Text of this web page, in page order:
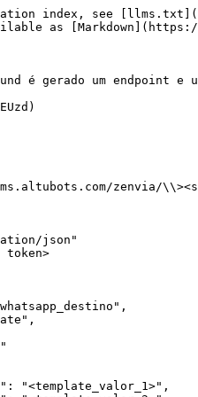
**restartContact (opcional):** booleano para resetar as variáveis de contexto do usuário
* **inactivityTime (opcional):** tempo em minutos que deve ser passado desde a última interação do usuário com o assistente para que a mensagem seja enviada. Exemplo: Se o usuário está interagindo ou interagiu com assistente há 1 minuto e o tempo de inatividade necessário para mensagem ser enviada é de 2 minutos ("inactivityTime": 2), a mensagem não seria enviada. Caso a interação tivesse ocorrido 3 minutos atrás, a mensagem seria enviada.

### Exemplo

```
{
    "destination": "35988001234",
    "templateId": "3b9c0955-bdd9-00de-4135-6cfb74f5fb2e",
    "fields": {
        "name": "Maria",
        "value": "R$ 1670,00"
    },
    "externalId": "meu_id_1"
}
```

### Response**s**

{% tabs %}
{% tab title="🟢   200" %}
**OK - Mensagem enviada:**

A mensagem foi enviada corretamente para a Zenvia e será encaminhada para o usuário.Body (exemplo):

```
{
    "status": "pending",
    "external_id": "meu_id_1",
    "message_id": 218,
    "contact_id": 874
}
```

* **status:** status da mensagem enviada
* **external\_id:** ID externo da mensagem enviada
* **message\_id:** ID interno da mensagem enviada
* **contact\_id:** ID do atendimento do usuário
  {% endtab %}

{% tab title="🔴   400" %}
**Bad Request:**&#x20;

Um ou mais parâmetros não estão no formato esperado ou os parâmetros obrigatórios não foram preenchidos.